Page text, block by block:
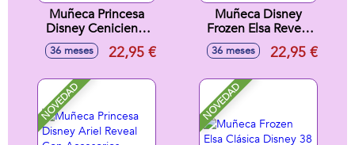
Muñeca Princesa
Disney Cenicienta
Reveal Con
Accesorios
cm
36 meses 22,95 €
Muñeca Disney
Frozen Elsa Reveal
con Accesorio
Sorpresa. 33x18x8
36 meses 22,95 €
NOVEDAD NOVEDAD